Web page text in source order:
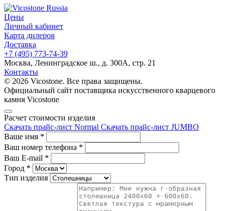
Цены
Личный кабинет
Карта дилеров
Доставка
+7 (495) 773-74-39
Москва, Ленинградское ш., д. 300А, стр. 21
Контакты
© 2026 Vicostone. Все права защищены.
Официальный сайт поставщика искусственного кварцевого
камня Vicostone
Расчет стоимости изделия
Скачать прайс-лист Normal Скачать прайс-лист JUMBO
Ваше имя *
Ваш номер телефона *
Ваш E-mail *
Город *
Тип изделия